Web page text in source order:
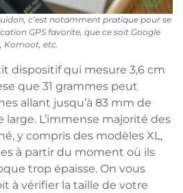
c’est notamment pratique pour se
GPS favorite, que ce soit Google
Komoot, etc.
dispositif qui mesure 3,6 cm
que 31 grammes peut
allant jusqu’à 83 mm de
large. L’immense majorité des
y compris des modèles XL,
à partir du moment où ils
trop épaisse. On vous
à vérifier la taille de votre